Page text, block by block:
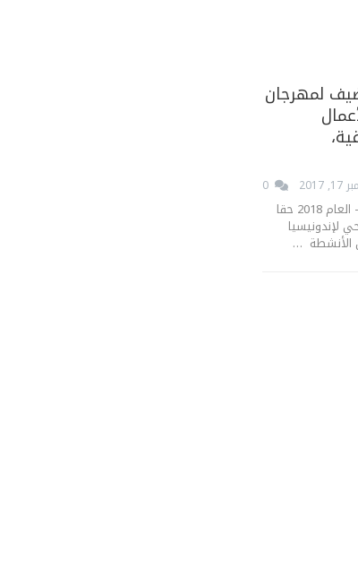
لمهرجان
جاكرتا، اندونيسيا اليوم - العام 2018 حقا
لإندونيسيا
الأنشطة …